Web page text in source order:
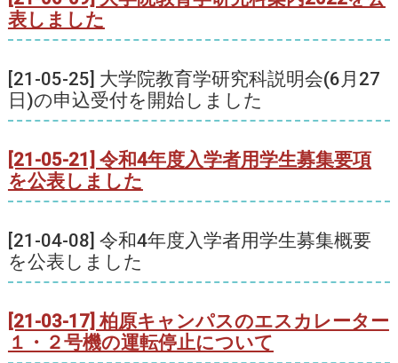
表しました
[21-05-25] 大学院教育学研究科説明会(6月27
日)の申込受付を開始しました
[21-05-21] 令和4年度入学者用学生募集要項
を公表しました
[21-04-08] 令和4年度入学者用学生募集概要
を公表しました
[21-03-17] 柏原キャンパスのエスカレーター
１・２号機の運転停止について